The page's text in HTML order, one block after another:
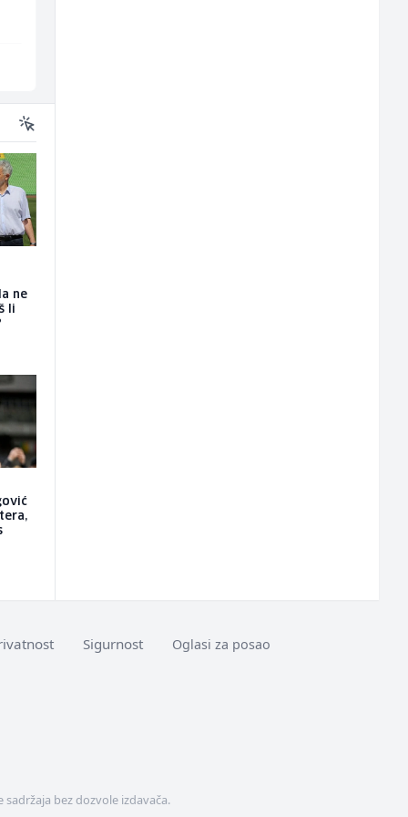
ne
li
Sigurnost Oglasi za posao
bez dozvole izdavača.